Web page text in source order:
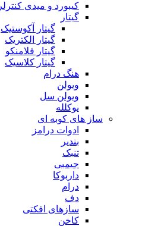
کیبورد و میدی کنترلر
گیتار
گیتار آکوستیک
گیتار الکتریک
گیتار فلامنکو
گیتار کلاسیک
هنگ درام
ویولن
ویولن سل
یوکلله
ساز های کوبه ای
ادوات درامز
بندیر
تنبک
جیمبی
داربوکا
درام
دف
سازهای افکتی
کاخن